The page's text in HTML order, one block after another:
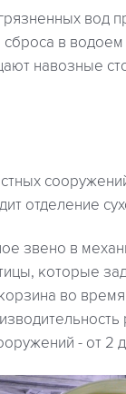
вод
в
навозные
отделение
звено в
которые
во
- от 2